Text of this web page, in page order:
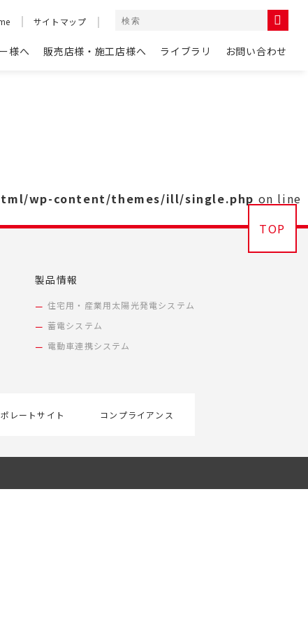
サイトマップ
様へ 販売店様・施工店様へ ライブラリ お問い合わせ
wp-content/themes/ill/single.php on line
TOP
製品情報
住宅用・産業用太陽光発電システム
蓄電システム
電動車連携システム
レートサイト コンプライアンス